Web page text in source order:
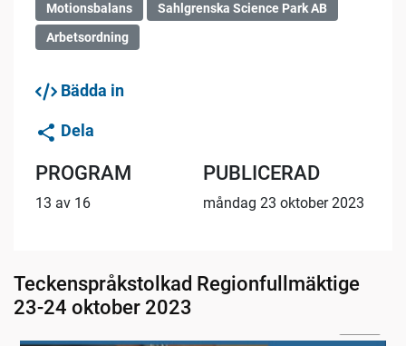
Motionsbalans
Sahlgrenska Science Park AB
Arbetsordning
Bädda in
Dela
PROGRAM
13 av 16
PUBLICERAD
måndag 23 oktober 2023
Teckenspråkstolkad Regionfullmäktige
23-24 oktober 2023